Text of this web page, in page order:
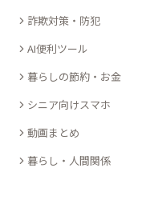
こ
こ
ぽ
詐欺対策・防犯
AI便利ツール
暮らしの節約・お金
シニア向けスマホ
動画まとめ
暮らし・人間関係